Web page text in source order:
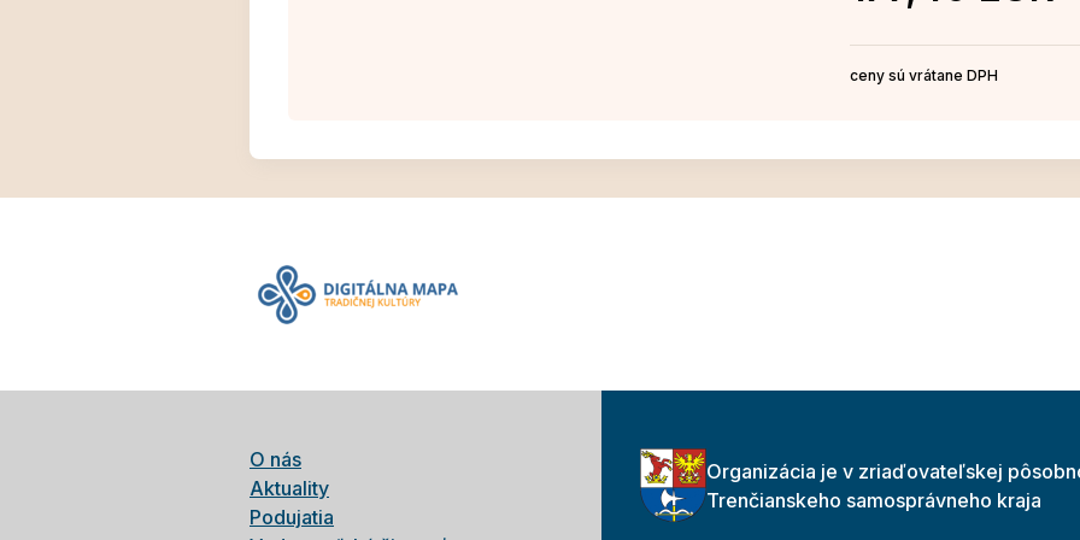
ceny sú vrátane DPH
O nás
Aktuality
Podujatia
Organizácia je v zriaďovateľskej
Trenčianskeho samosprávneho kraja